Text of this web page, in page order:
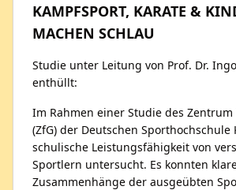
KAMPFSPORT, KARATE &
MACHEN SCHLAU
Studie unter Leitung von Prof. Dr.
enthüllt:
Im Rahmen einer Studie des
(ZfG) der Deutschen
schulische Leistungsfähigkeit von
Sportlern untersucht. Es konnten
Zusammenhänge der ausgeübten